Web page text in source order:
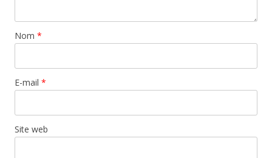
Nom *
E-mail *
Site web